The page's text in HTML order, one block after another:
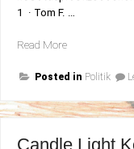
1 · Tom F. …
Read More
den
Posted in Politik
Candle Light